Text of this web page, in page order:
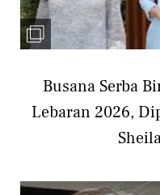
Busana Serba
Lebaran 2026,